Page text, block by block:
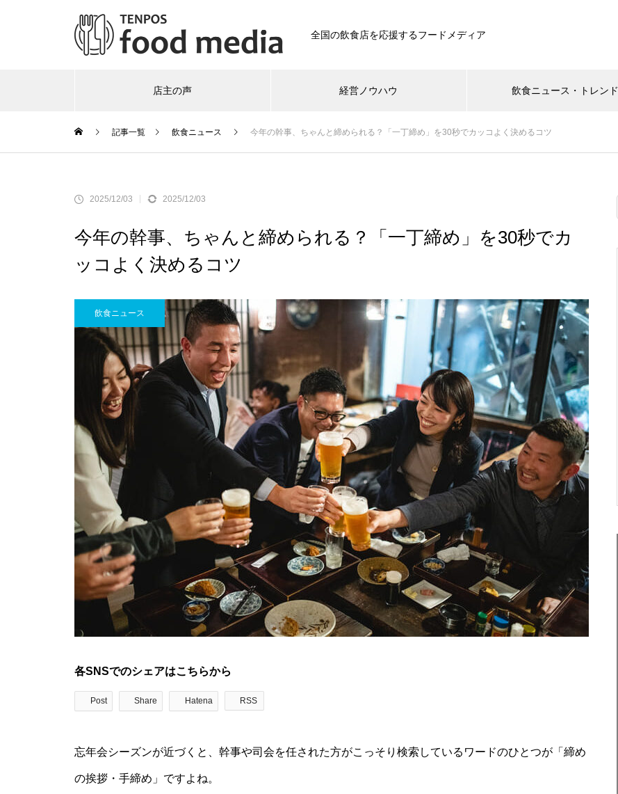
全国の飲食店を応援するフードメディア
店主の声 経営ノウハウ 飲食ニュース・トレンド
記事一覧 飲食ニュース 今年の幹事、ちゃんと締められる？「一丁締め」を30秒でカッコよく決めるコツ
2025/12/03 2025/12/03
今年の幹事、ちゃんと締められる？「一丁締め」を30秒でカ
ッコよく決めるコツ
飲食ニュース
各SNSでのシェアはこちらから
Post Share Hatena RSS
忘年会シーズンが近づくと、幹事や司会を任された方がこっそり検索しているワードのひとつが「締め
の挨拶・手締め」ですよね。